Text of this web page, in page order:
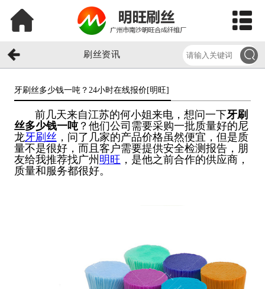
刷丝资讯
牙刷丝多少钱一吨？24小时在线报价[明旺]​
前几天来自江苏的何小姐来电，想问一下牙刷
丝多少钱一吨？他们公司需要采购一批质量好的尼
龙牙刷丝 ，问了几家的产品价格虽然便宜，但是质
量不是很好，而且客户需要提供安全检测报告，朋
友给我推荐找广州 明旺 ，是他之前合作的供应商，
质量和服务都很好。